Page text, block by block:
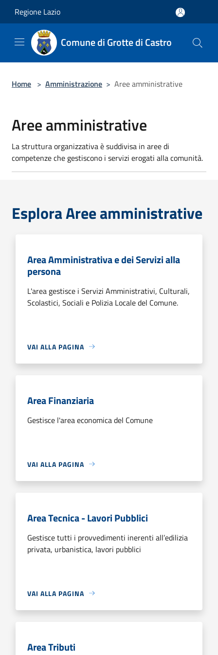
Regione Lazio
Comune di Grotte di Castro
Home > Amministrazione > Aree amministrative
Aree amministrative
La struttura organizzativa è suddivisa in aree di
competenze che gestiscono i servizi erogati alla comunità.
Esplora Aree amministrative
Area Amministrativa e dei Servizi alla
persona
L'area gestisce i Servizi Amministrativi, Culturali,
Scolastici, Sociali e Polizia Locale del Comune.
VAI ALLA PAGINA
Area Finanziaria
Gestisce l'area economica del Comune
VAI ALLA PAGINA
Area Tecnica - Lavori Pubblici
Gestisce tutti i provvedimenti inerenti all’edilizia
privata, urbanistica, lavori pubblici
VAI ALLA PAGINA
Area Tributi